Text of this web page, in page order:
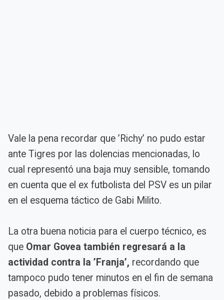
Vale la pena recordar que ’Richy’ no pudo estar
ante Tigres por las dolencias mencionadas, lo
cual representó una baja muy sensible, tomando
en cuenta que el ex futbolista del PSV es un pilar
en el esquema táctico de Gabi Milito.
La otra buena noticia para el cuerpo técnico, es
que Omar Govea también regresará a la
actividad contra la ’Franja’, recordando que
tampoco pudo tener minutos en el fin de semana
pasado, debido a problemas físicos.